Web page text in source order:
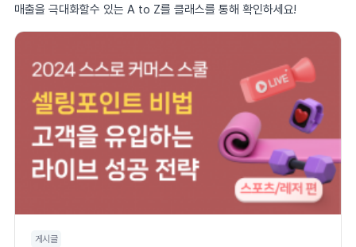
매출을 극대화할수 있는 A to Z를 클래스를 통해 확인하세요!
게시글